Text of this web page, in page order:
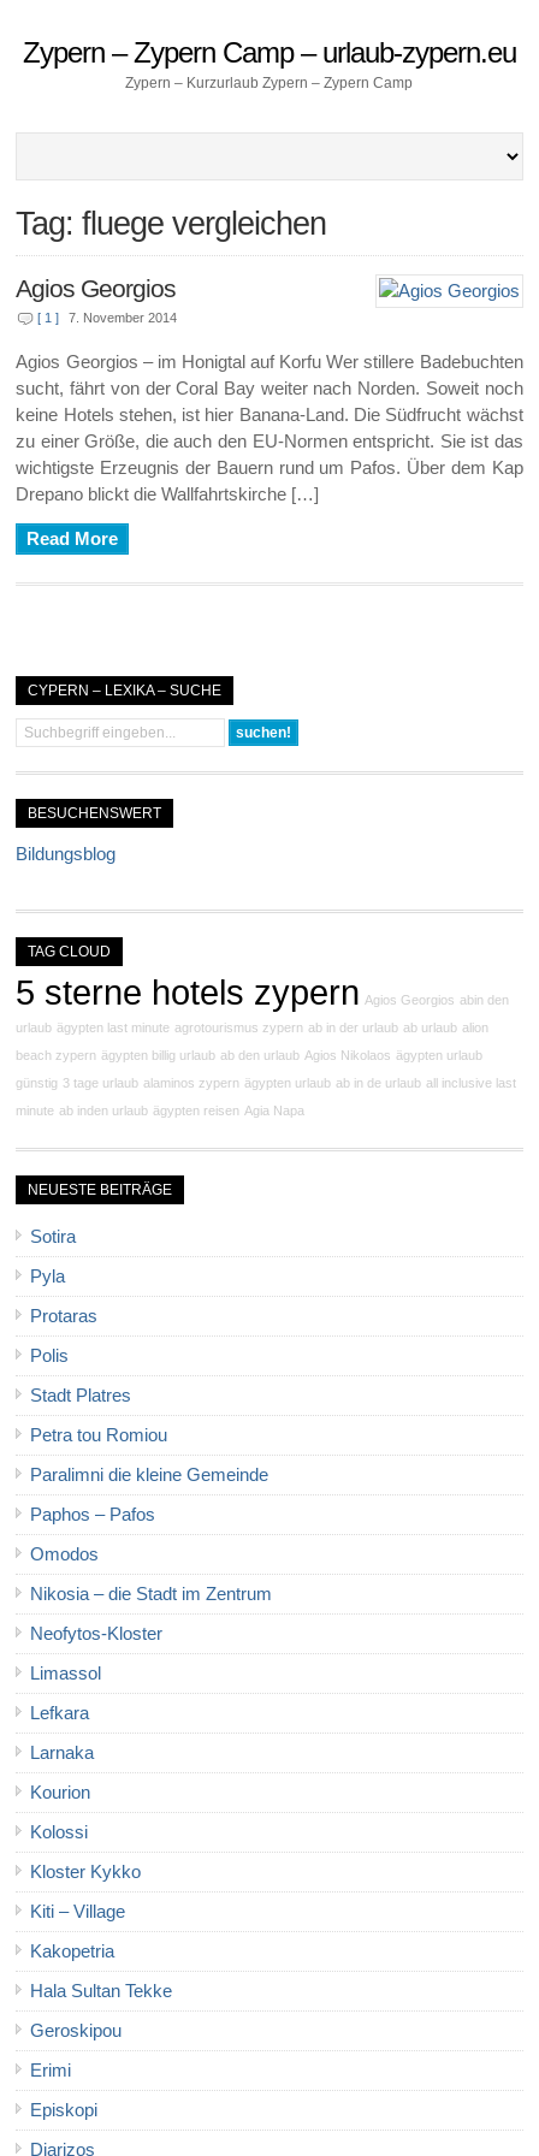
Zypern – Zypern Camp – urlaub-zypern.eu
Zypern – Kurzurlaub Zypern – Zypern Camp
Tag: fluege vergleichen
Agios Georgios
[ 1 ] 7. November 2014
Agios Georgios – im Honigtal auf Korfu Wer stillere Badebuchten
sucht, fährt von der Coral Bay weiter nach Norden. Soweit noch
keine Hotels stehen, ist hier Banana-Land. Die Südfrucht wächst
zu einer Größe, die auch den EU-Normen entspricht. Sie ist das
wichtigste Erzeugnis der Bauern rund um Pafos. Über dem Kap
Drepano blickt die Wallfahrtskirche […]
Read More
CYPERN – LEXIKA – SUCHE
BESUCHENSWERT
Bildungsblog
TAG CLOUD
5 sterne hotels zypern Agios Georgios abin den
urlaub ägypten last minute agrotourismus zypern ab in der urlaub ab urlaub alion
beach zypern ägypten billig urlaub ab den urlaub Agios Nikolaos ägypten urlaub
günstig 3 tage urlaub alaminos zypern ägypten urlaub ab in de urlaub all inclusive last
minute ab inden urlaub ägypten reisen Agia Napa
NEUESTE BEITRÄGE
Sotira
Pyla
Protaras
Polis
Stadt Platres
Petra tou Romiou
Paralimni die kleine Gemeinde
Paphos – Pafos
Omodos
Nikosia – die Stadt im Zentrum
Neofytos-Kloster
Limassol
Lefkara
Larnaka
Kourion
Kolossi
Kloster Kykko
Kiti – Village
Kakopetria
Hala Sultan Tekke
Geroskipou
Erimi
Episkopi
Diarizos